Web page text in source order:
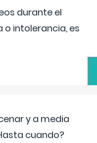
durante el
o intolerancia, es
y a media
cuando?